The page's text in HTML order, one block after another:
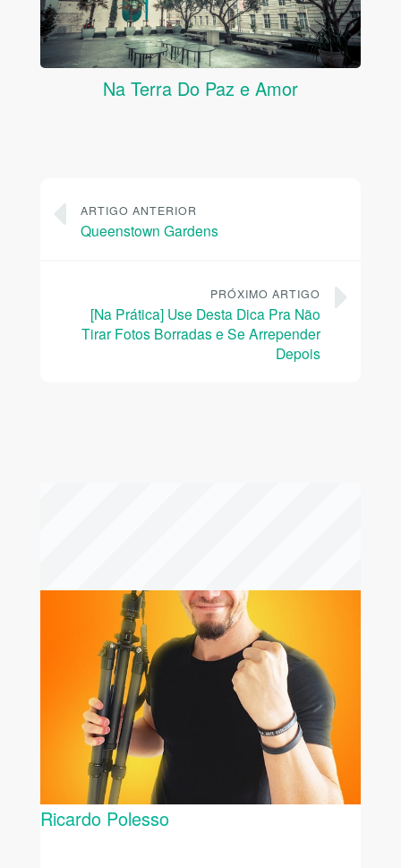
Na Terra Do Paz e Amor
ARTIGO ANTERIOR
Queenstown Gardens
PRÓXIMO ARTIGO
[Na Prática] Use Desta Dica Pra Não
Tirar Fotos Borradas e Se Arrepender
Depois
Ricardo Polesso